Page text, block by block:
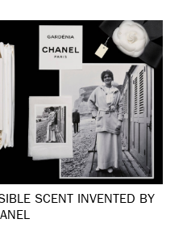
SCENT INVENTED BY